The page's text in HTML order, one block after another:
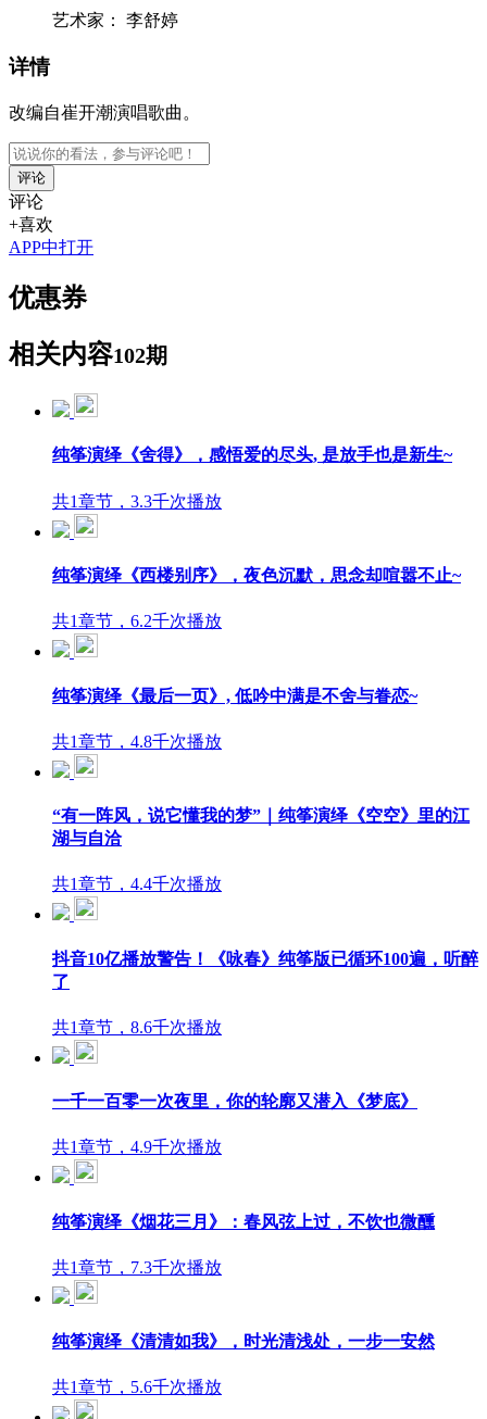
艺术家： 李舒婷
详情
改编自崔开潮演唱歌曲。
评论
评论
+喜欢
APP中打开
优惠券
相关内容102期
纯筝演绎《舍得》，感悟爱的尽头, 是放手也是新生~
共1章节，3.3千次播放
纯筝演绎《西楼别序》，夜色沉默，思念却喧嚣不止~
共1章节，6.2千次播放
纯筝演绎《最后一页》, 低吟中满是不舍与眷恋~
共1章节，4.8千次播放
“有一阵风，说它懂我的梦”｜纯筝演绎《空空》里的江
湖与自洽
共1章节，4.4千次播放
抖音10亿播放警告！《咏春》纯筝版已循环100遍，听醉
了
共1章节，8.6千次播放
一千一百零一次夜里，你的轮廓又潜入《梦底》
共1章节，4.9千次播放
纯筝演绎《烟花三月》：春风弦上过，不饮也微醺
共1章节，7.3千次播放
纯筝演绎《清清如我》，时光清浅处，一步一安然
共1章节，5.6千次播放